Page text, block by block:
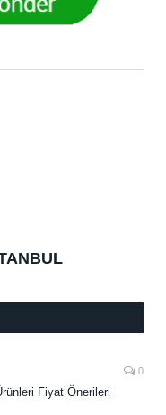
0
Fiyat Önerileri